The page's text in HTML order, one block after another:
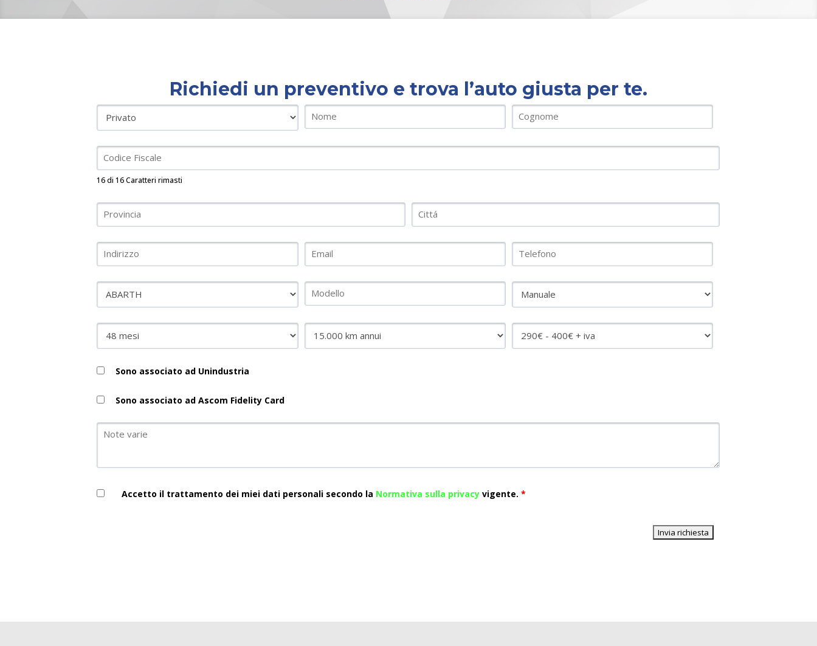
Richiedi un preventivo e trova l’auto giusta per te.
16 di 16 Caratteri rimasti
Sono associato ad Unindustria
Sono associato ad Ascom Fidelity Card
Accetto il trattamento dei miei dati personali secondo la Normativa sulla privacyvigente. *